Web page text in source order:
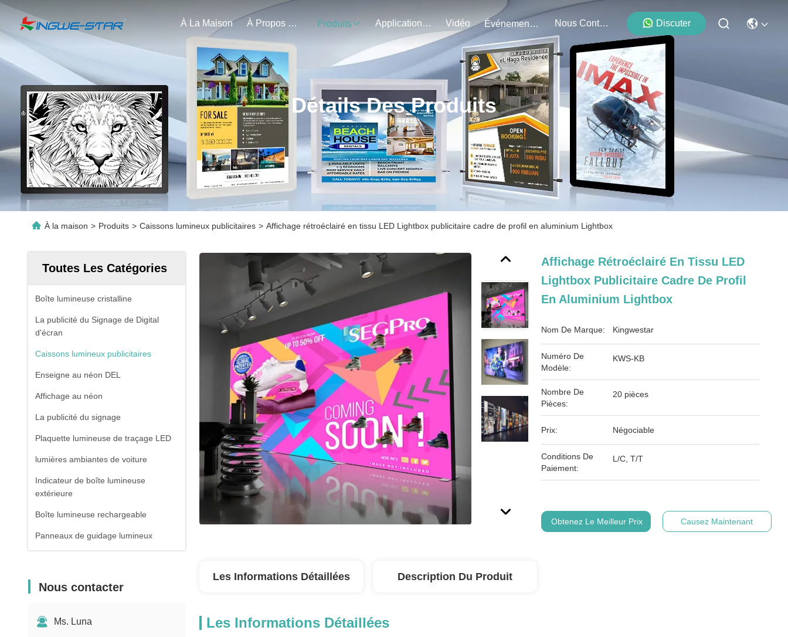
À La Maison À Propos De Nous Produits Application Du Projet Vidéo Événements Nous Contacter Discuter
Détails Des Produits
À la maison > Produits > Caissons lumineux publicitaires > Affichage rétroéclairé en tissu LED Lightbox publicitaire cadre de profil en aluminium Lightbox
Toutes Les Catégories
Boîte lumineuse cristalline
La publicité du Signage de Digital
d'écran
Caissons lumineux publicitaires
Enseigne au néon DEL
Affichage au néon
La publicité du signage
Plaquette lumineuse de traçage LED
lumières ambiantes de voiture
Indicateur de boîte lumineuse
extérieure
Boîte lumineuse rechargeable
Panneaux de guidage lumineux
Nous contacter
Ms. Luna
Affichage Rétroéclairé En Tissu LED
Lightbox Publicitaire Cadre De Profil
En Aluminium Lightbox
Nom De Marque: Kingwestar
Numéro De
Modèle:
KWS-KB
Nombre De
Pièces:
20 pièces
Prix: Négociable
Conditions De
Paiement:
L/C, T/T
Obtenez Le Meilleur Prix Causez Maintenant
Les Informations Détaillées Description Du Produit
Les Informations Détaillées